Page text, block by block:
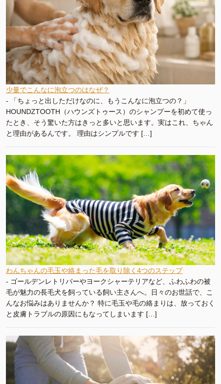
少量でこんなに泡立つのはなぜ？
-
「ちょっと出しただけなのに、もうこんなに泡立つの？」
HOUNDZTOOTH（ハウンズトゥース）のシャンプーを初めて使っ
たとき、そう驚いた方はきっと多いと思います。実はこれ、ちゃん
と理由があるんです。 理由はシンプルです […]
わんちゃんの毛玉や絡まった毛を取り除く4つのステップ
- ゴールデンレトリバーやヨークシャーテリアなど、ふわふわの被
毛が魅力の長毛犬を飼っている飼い主さんへ。日々のお世話で、こ
んなお悩みはありませんか？ 特に毛玉や毛の絡まりは、放っておく
と皮膚トラブルの原因にもなってしまいます […]